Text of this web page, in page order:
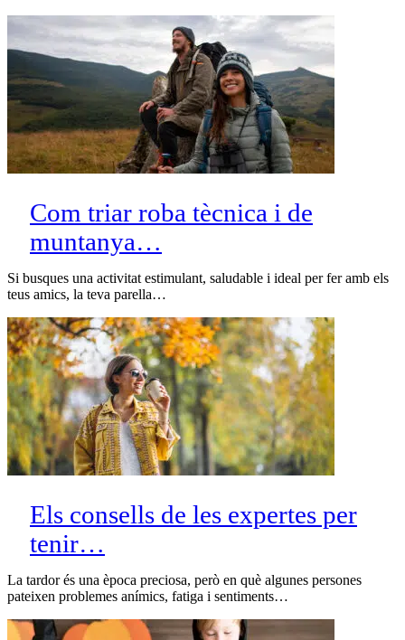
Com triar roba tècnica i de
muntanya…
Si busques una activitat estimulant, saludable i ideal per fer amb els
teus amics, la teva parella…
Els consells de les expertes per
tenir…
La tardor és una època preciosa, però en què algunes persones
pateixen problemes anímics, fatiga i sentiments…